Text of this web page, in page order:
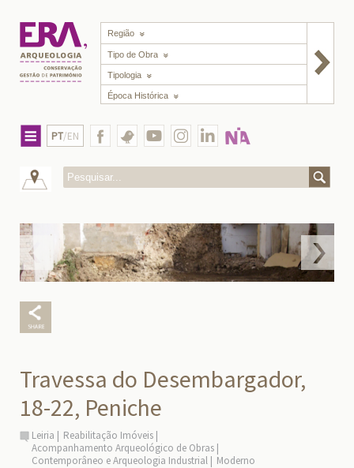
Região
Tipo de Obra
Tipologia
Época Histórica
PT/EN
Travessa do Desembargador,
18-22, Peniche
Leiria
Reabilitação Imóveis
Acompanhamento Arqueológico de Obras
Contemporâneo e Arqueologia Industrial
Moderno